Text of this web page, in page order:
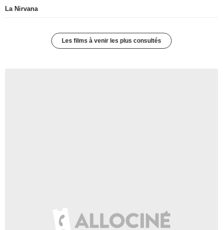
La Nirvana
Les films à venir les plus consultés